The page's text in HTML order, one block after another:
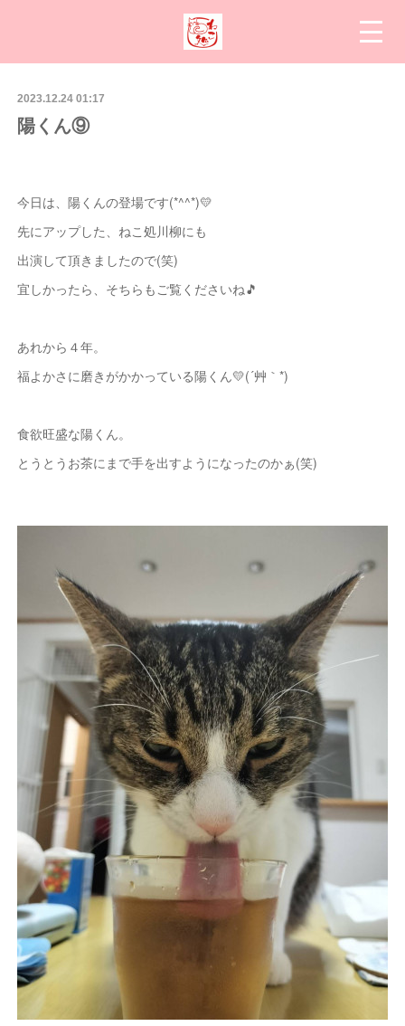
2023.12.24 01:17
陽くん⑨
今日は、陽くんの登場です(*^^*)💛
先にアップした、ねこ処川柳にも
出演して頂きましたので(笑)
宜しかったら、そちらもご覧くださいね🎵
あれから４年。
福よかさに磨きがかかっている陽くん💛(´艸｀*)
食欲旺盛な陽くん。
とうとうお茶にまで手を出すようになったのかぁ(笑)